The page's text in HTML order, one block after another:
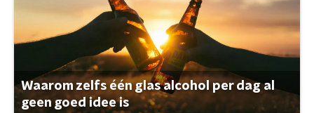
Waarom zelfs één glas alcohol per dag al
geen goed idee is